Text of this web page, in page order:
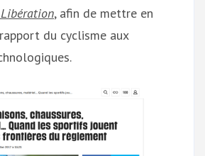
Libération, afin de mettre en
du cyclisme aux